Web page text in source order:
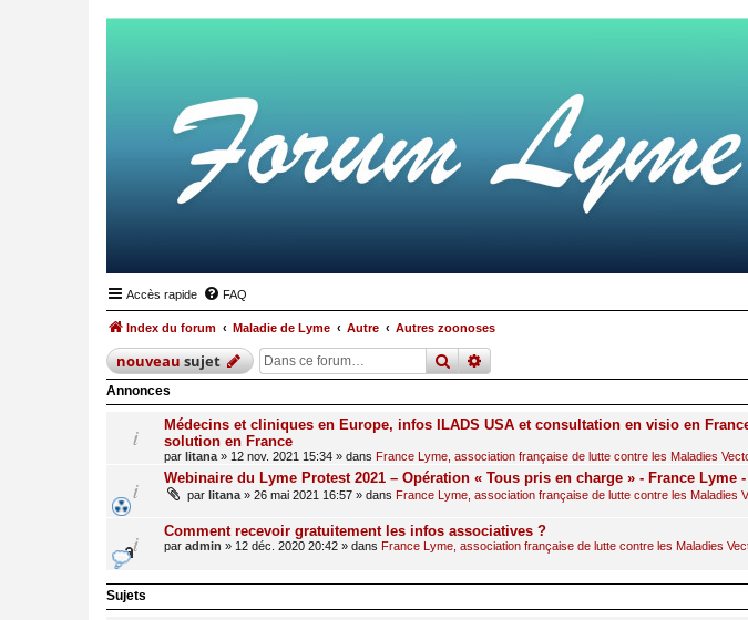
Accès rapide FAQ
Index du forum Maladie de Lyme Autre Autres zoonoses
nouveausujet rechercher
recherche
Annonces
Médecins et cliniques en Europe, infos ILADS USA et consultation en visio en
solution en France
par litana » 12 nov. 2021 15:34 » dans France Lyme, association française de lutte contre les Maladies
Webinaire du Lyme Protest 2021 – Opération « Tous pris en charge » - France Lyme -
par litana » 26 mai 2021 16:57 » dans France Lyme, association française de lutte contre les Maladies
Comment recevoir gratuitement les infos associatives ?
par admin » 12 déc. 2020 20:42 » dans France Lyme, association française de lutte contre les Maladies
Sujets